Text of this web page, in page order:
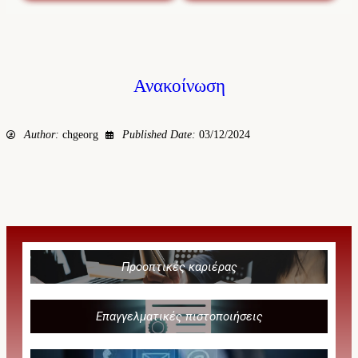
Ανακοίνωση
Author: chgeorg Published Date: 03/12/2024
Προοπτικές καριέρας
Επαγγελματικές πιστοποιήσεις